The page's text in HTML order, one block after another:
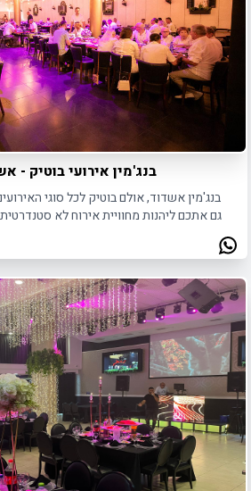
בנג'מין אירועי בוטיק -
בנג'מין אשדוד, אולם בוטיק לכל סוגי
גם אתכם ליהנות מחוויית אירוח לא